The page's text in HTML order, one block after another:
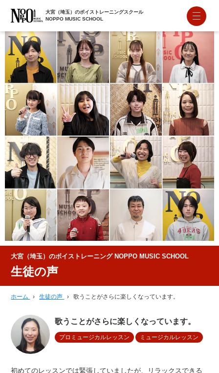
大宮（埼玉）のボイストレーニングスクール
NOPPO MUSIC SCHOOL
大宮（埼玉）のボイストレーニング NOPPO MUSIC SCHOOL
生徒の声
ホーム › 生徒の声 › 歌うことがさらに楽しくなっています。
歌うことがさらに楽しくなっています。
プロミュージカルレッスン ミュージカルレッスン
初めてのレッスンでは緊張していましたが、リラックスできる